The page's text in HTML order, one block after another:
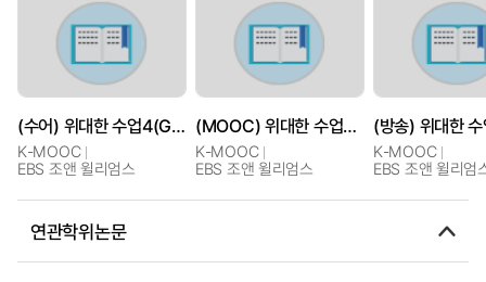
(수어) 위대한 수업4(GREAT MINDS) - 저출생, 워킹맘, 극우 그리고 신자유주의
K-MOOC
EBS 조앤 윌리엄스
(MOOC) 위대한 수업4(GREAT MINDS) - 저출생, 워킹맘, 극우 그리고 신자유주의
K-MOOC
EBS 조앤 윌리엄스
K-MOOC
EBS 조앤 윌리엄
연관학위논문